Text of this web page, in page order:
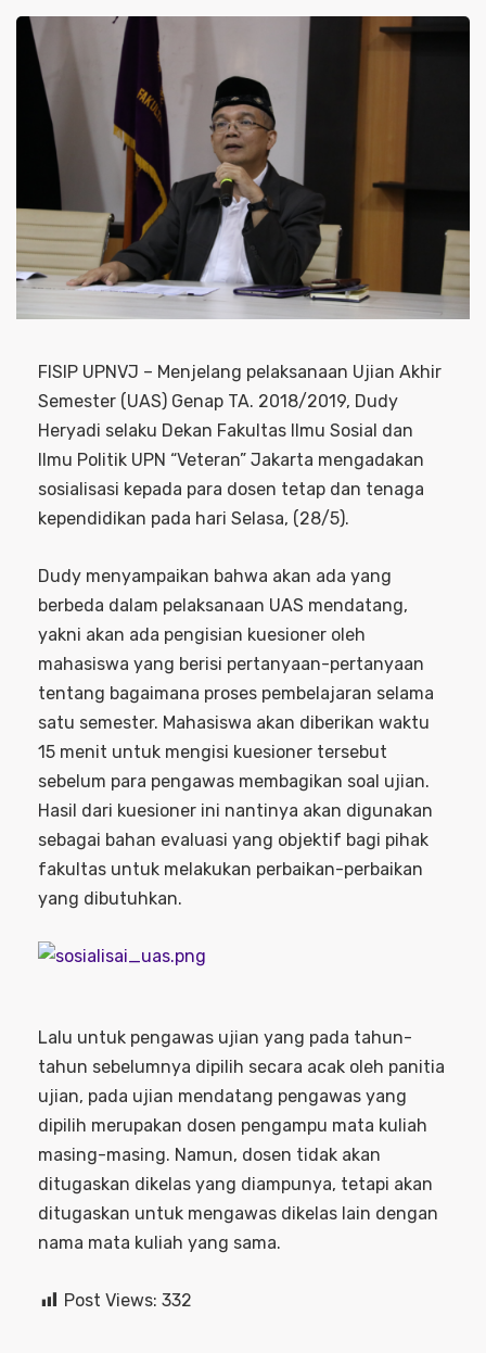
FISIP UPNVJ – Menjelang pelaksanaan Ujian Akhir
Semester (UAS) Genap TA. 2018/2019, Dudy
Heryadi selaku Dekan Fakultas Ilmu Sosial dan
Ilmu Politik UPN “Veteran” Jakarta mengadakan
sosialisasi kepada para dosen tetap dan tenaga
kependidikan pada hari Selasa, (28/5).
Dudy menyampaikan bahwa akan ada yang
berbeda dalam pelaksanaan UAS mendatang,
yakni akan ada pengisian kuesioner oleh
mahasiswa yang berisi pertanyaan-pertanyaan
tentang bagaimana proses pembelajaran selama
satu semester. Mahasiswa akan diberikan waktu
15 menit untuk mengisi kuesioner tersebut
sebelum para pengawas membagikan soal ujian.
Hasil dari kuesioner ini nantinya akan digunakan
sebagai bahan evaluasi yang objektif bagi pihak
fakultas untuk melakukan perbaikan-perbaikan
yang dibutuhkan.
Lalu untuk pengawas ujian yang pada tahun-
tahun sebelumnya dipilih secara acak oleh panitia
ujian, pada ujian mendatang pengawas yang
dipilih merupakan dosen pengampu mata kuliah
masing-masing. Namun, dosen tidak akan
ditugaskan dikelas yang diampunya, tetapi akan
ditugaskan untuk mengawas dikelas lain dengan
nama mata kuliah yang sama.
Post Views: 332